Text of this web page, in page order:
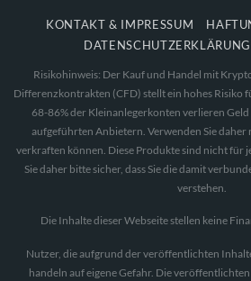
KONTAKT & IMPRESSUM
DATENSCHUTZERKLÄRUNG
Risikohinweis: Der Kauf und Handel mit
Differenzkontrakten (CFD) stellt ein hohes Risiko
68-86% der Kleinanlegerkonten verlieren
aufgeführten Anbietern. Verwenden Sie daher
verkraften können. Diese Produkte sind nicht für
Sie daher bitte sicher, dass Sie die damit
verstehen.
Die Inhalte dieser Webseite stellen keine
Nutzer, die aufgrund der veröffentlichten
handeln auf eigene Gefahr. Die